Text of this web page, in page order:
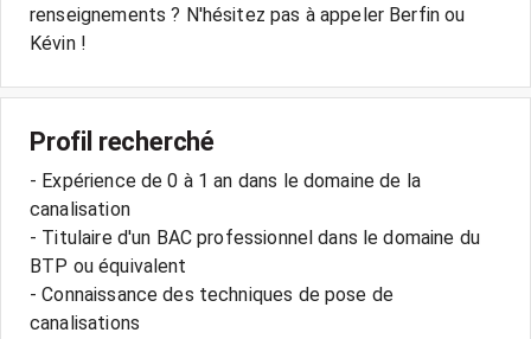
renseignements ? N'hésitez pas à appeler Berfin ou
Profil recherché
- Expérience de 0 à 1 an dans le domaine de la
canalisation
- Titulaire d'un BAC professionnel dans le domaine du
BTP ou équivalent
- Connaissance des techniques de pose de
canalisations